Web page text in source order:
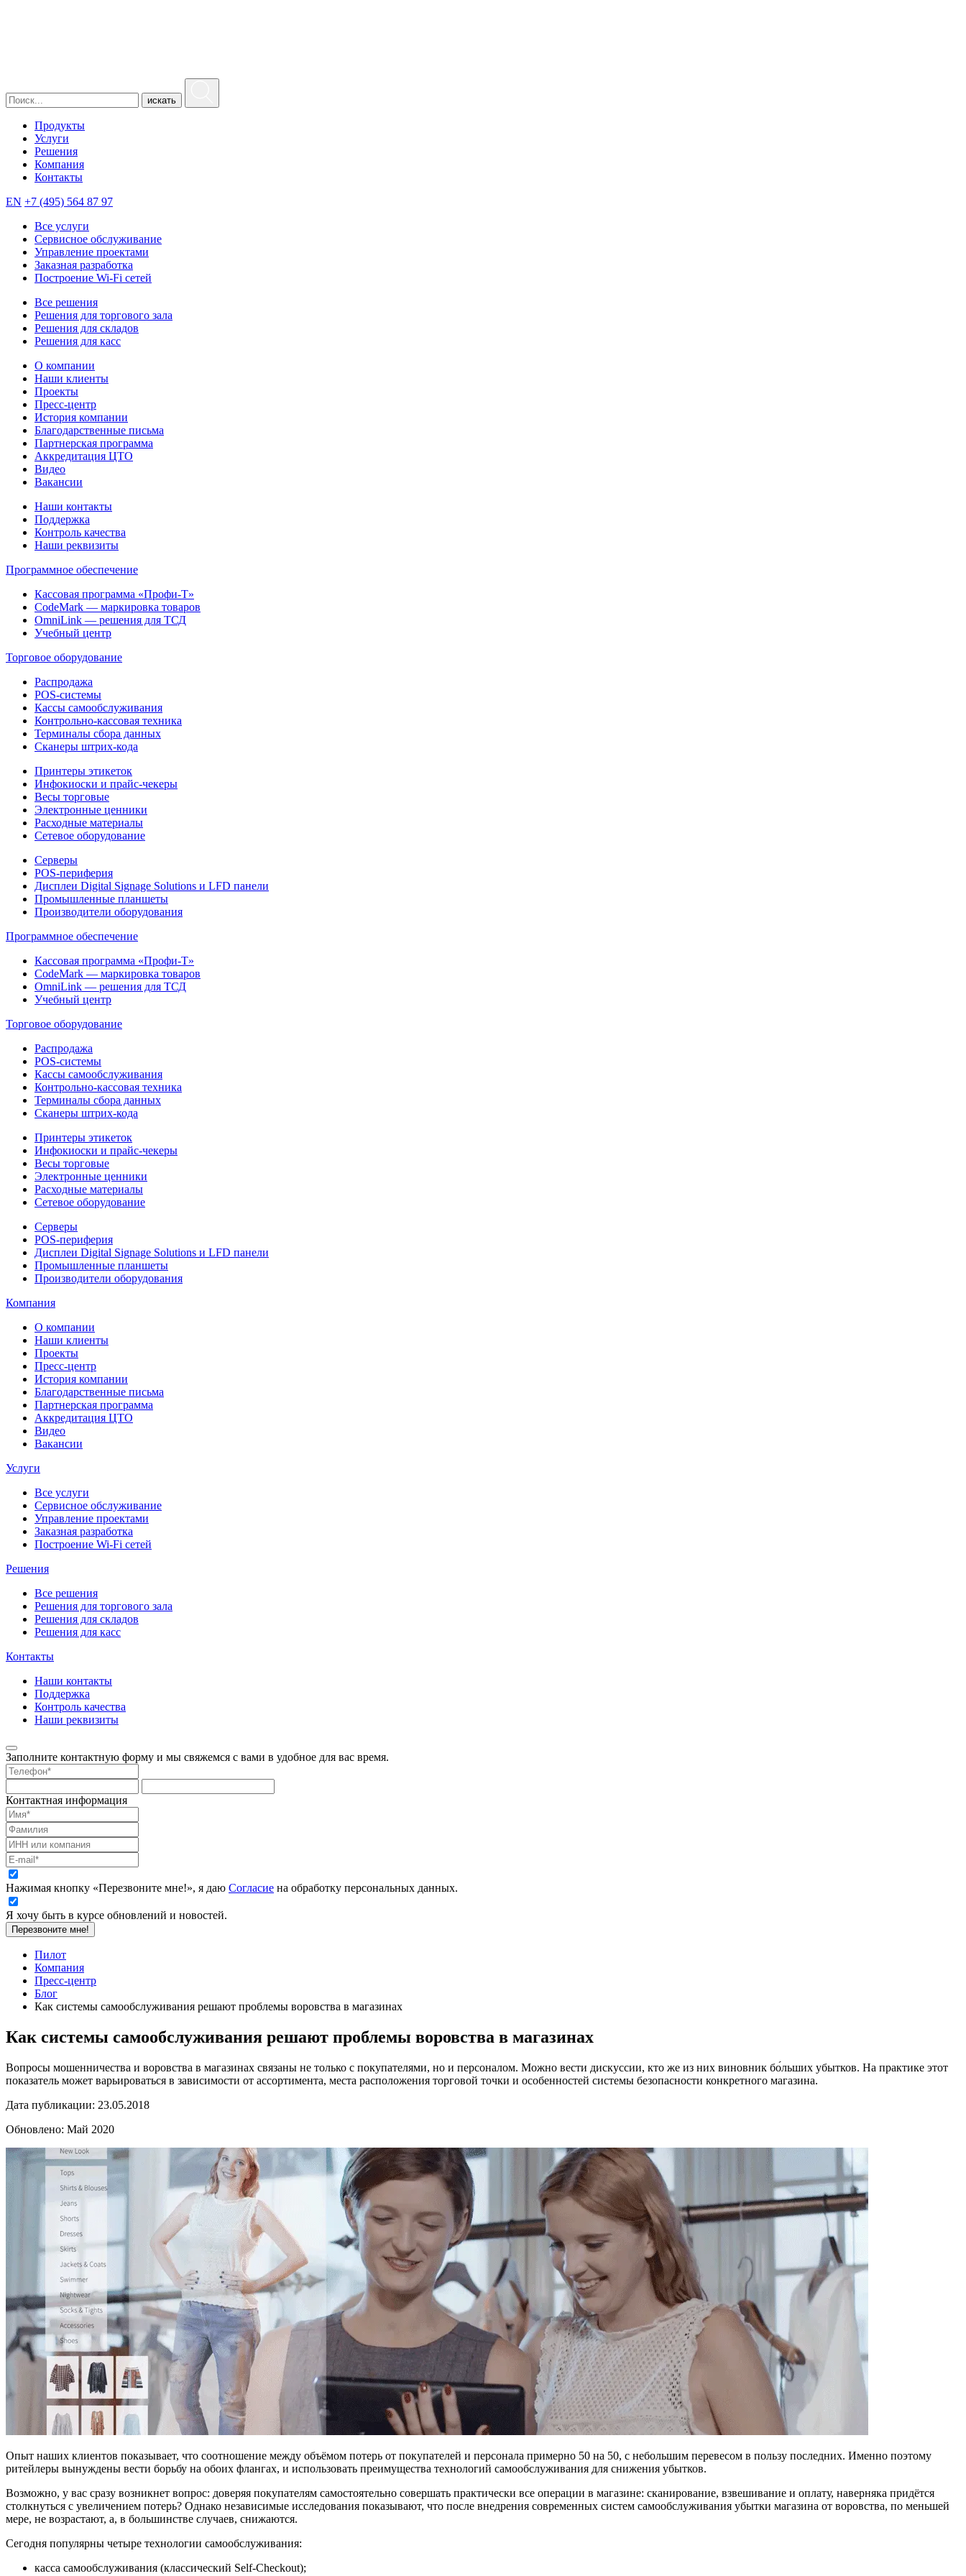
искать
Продукты
Услуги
Решения
Компания
Контакты
EN +7 (495) 564 87 97
Все услуги
Сервисное обслуживание
Управление проектами
Заказная разработка
Построение Wi-Fi сетей
Все решения
Решения для торгового зала
Решения для складов
Решения для касс
О компании
Наши клиенты
Проекты
Пресс-центр
История компании
Благодарственные письма
Партнерская программа
Аккредитация ЦТО
Видео
Вакансии
Наши контакты
Поддержка
Контроль качества
Наши реквизиты
Программное обеспечение
Кассовая программа «Профи-Т»
CodeMark — маркировка товаров
OmniLink — решения для ТСД
Учебный центр
Торговое оборудование
Распродажа
POS-системы
Кассы самообслуживания
Контрольно-кассовая техника
Терминалы сбора данных
Сканеры штрих-кода
Принтеры этикеток
Инфокиоски и прайс-чекеры
Весы торговые
Электронные ценники
Расходные материалы
Сетевое оборудование
Серверы
POS-периферия
Дисплеи Digital Signage Solutions и LFD панели
Промышленные планшеты
Производители оборудования
Программное обеспечение
Кассовая программа «Профи-Т»
CodeMark — маркировка товаров
OmniLink — решения для ТСД
Учебный центр
Торговое оборудование
Распродажа
POS-системы
Кассы самообслуживания
Контрольно-кассовая техника
Терминалы сбора данных
Сканеры штрих-кода
Принтеры этикеток
Инфокиоски и прайс-чекеры
Весы торговые
Электронные ценники
Расходные материалы
Сетевое оборудование
Серверы
POS-периферия
Дисплеи Digital Signage Solutions и LFD панели
Промышленные планшеты
Производители оборудования
Компания
О компании
Наши клиенты
Проекты
Пресс-центр
История компании
Благодарственные письма
Партнерская программа
Аккредитация ЦТО
Видео
Вакансии
Услуги
Все услуги
Сервисное обслуживание
Управление проектами
Заказная разработка
Построение Wi-Fi сетей
Решения
Все решения
Решения для торгового зала
Решения для складов
Решения для касс
Контакты
Наши контакты
Поддержка
Контроль качества
Наши реквизиты
Заполните контактную форму и мы свяжемся с вами в удобное для вас время.
Контактная информация
Нажимая кнопку «Перезвоните мне!», я даю Согласие на обработку персональных данных.
Я хочу быть в курсе обновлений и новостей.
Перезвоните мне!
Пилот
Компания
Пресс-центр
Блог
Как системы самообслуживания решают проблемы воровства в магазинах
Как системы самообслуживания решают проблемы воровства в магазинах
Вопросы мошенничества и воровства в магазинах связаны не только с покупателями, но и персоналом. Можно вести дискуссии, кто же из них виновник бо́льших убытков. На практике этот
показатель может варьироваться в зависимости от ассортимента, места расположения торговой точки и особенностей системы безопасности конкретного магазина.
Дата публикации: 23.05.2018
Обновлено: Май 2020
Опыт наших клиентов показывает, что соотношение между объёмом потерь от покупателей и персонала примерно 50 на 50, с небольшим перевесом в пользу последних. Именно поэтому
ритейлеры вынуждены вести борьбу на обоих флангах, и использовать преимущества технологий самообслуживания для снижения убытков.
Возможно, у вас сразу возникнет вопрос: доверяя покупателям самостоятельно совершать практически все операции в магазине: сканирование, взвешивание и оплату, наверняка придётся
столкнуться с увеличением потерь? Однако независимые исследования показывают, что после внедрения современных систем самообслуживания убытки магазина от воровства, по меньшей
мере, не возрастают, а, в большинстве случаев, снижаются.
Сегодня популярны четыре технологии самообслуживания:
касса самообслуживания (классический Self-Checkout);